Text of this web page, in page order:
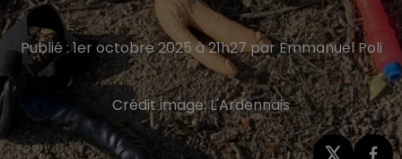
Publié : 1er octobre 2025 à 21h27 par Emmanuel Poli
Crédit image:L'Ardennais